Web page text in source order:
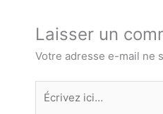
Laisser un
Votre adresse e-mail ne
Écrivez
ici…